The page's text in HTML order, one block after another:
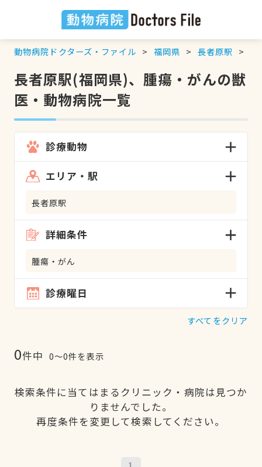
動物病院ドクターズ・ファイル 福岡県 長者原駅
長者原駅(福岡県)、腫瘍・がんの獣
医・動物病院一覧
診療動物
エリア・駅
長者原駅
詳細条件
腫瘍・がん
診療曜日
すべてをクリア
0件中 0〜0件を表示
検索条件に当てはまるクリニック・病院は見つか
りませんでした。
再度条件を変更して検索してください。
1